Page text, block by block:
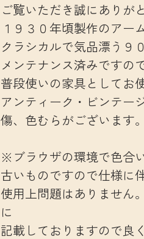
ご覧いただき誠にありが
１９３０年頃製作のアー
クラシカルで気品漂う９
メンテナンス済みですの
普段使いの家具としてお
アンティーク・ビンテー
傷、色むらがございます。
※ブラウザの環境で色合
古いものですので仕様に
使用上問題はありません
に
記載しておりますので良